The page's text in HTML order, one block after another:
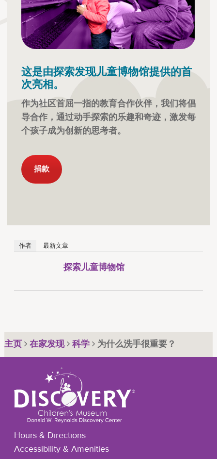
这是由探索发现儿童博物馆提供的首
次亮相。
作为社区首屈一指的教育合作伙伴，我们将倡
导合作，通过动手探索的乐趣和奇迹，激发每
个孩子成为创新的思考者。
捐款
作者 最新文章
探索儿童博物馆
主页 在家发现 科学 为什么洗手很重要？
Hours & Directions
Accessibility & Amenities